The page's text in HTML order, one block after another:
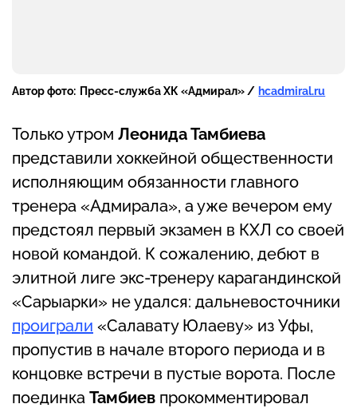
Автор фото: Пресс-служба ХК «Адмирал» / hcadmiral.ru
Только утром Леонида Тамбиева
представили хоккейной общественности
исполняющим обязанности главного
тренера «Адмирала», а уже вечером ему
предстоял первый экзамен в КХЛ со своей
новой командой. К сожалению, дебют в
элитной лиге экс-тренеру карагандинской
«Сарыарки» не удался: дальневосточники
проиграли «Салавату Юлаеву» из Уфы,
пропустив в начале второго периода и в
концовке встречи в пустые ворота. После
поединка Тамбиев прокомментировал